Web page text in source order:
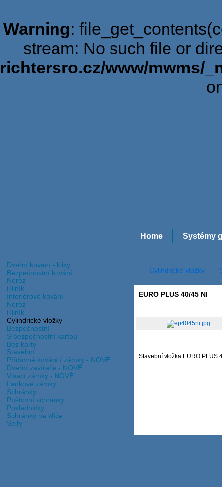
Warning:
stream: No such file or
richtersro.cz/www/mwms/
Home Systémy
Dveřní kování - kliky
Bezpečnostní kování
Nerez
Hliník
Interiérové kování
Nerez
Hliník
Cylindrické vložky
Bezpečnostní
S bezpečnostní kartou
Bez karty
Stavební
Přídavné kování / zámky - NOVÉ
Dveřní zavírače - NOVÉ
Visací zámky - NOVÉ
Lankové zámky
Schránky
Poštovní schránky
Pokladničky
Schránky na klíče
Sejfy
Cylindrické vložky
EURO PLUS 40/45 NI
Stavební vložka EURO PLUS